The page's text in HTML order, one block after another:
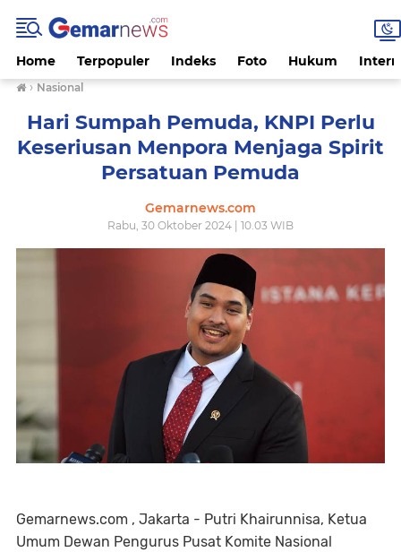
Home Terpopuler Indeks Foto Hukum
›Nasional
Hari Sumpah Pemuda, KNPI Perlu
Keseriusan Menpora Menjaga Spirit
Persatuan Pemuda
Gemarnews.com
Rabu, 30 Oktober 2024 | 10.03 WIB
Gemarnews.com , Jakarta - Putri Khairunnisa, Ketua
Umum Dewan Pengurus Pusat Komite Nasional